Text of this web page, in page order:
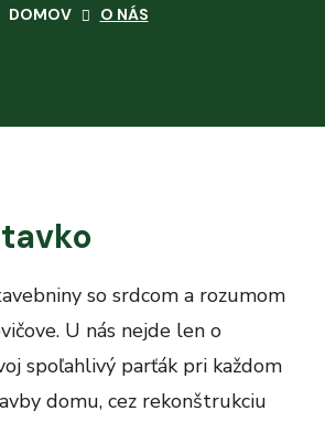
DOMOV O NÁS
so srdcom a rozumom
U nás nejde len o
spoľahlivý parťák pri každom
domu, cez rekonštrukciu